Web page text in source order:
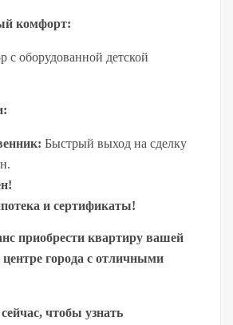
комфорт:
с оборудованной детской
Быстрый выход на сделку
и сертификаты!
приобрести квартиру вашей
города с отличными
чтобы узнать